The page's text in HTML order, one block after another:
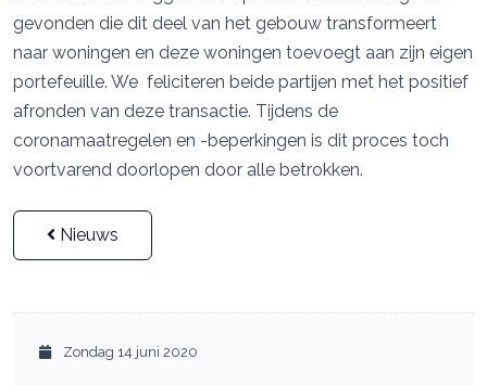
gevonden die dit deel van het gebouw transformeert
naar woningen en deze woningen toevoegt aan zijn eigen
portefeuille. We feliciteren beide partijen met het positief
afronden van deze transactie. Tijdens de
coronamaatregelen en -beperkingen is dit proces toch
voortvarend doorlopen door alle betrokken.
Nieuws
Zondag 14 juni 2020